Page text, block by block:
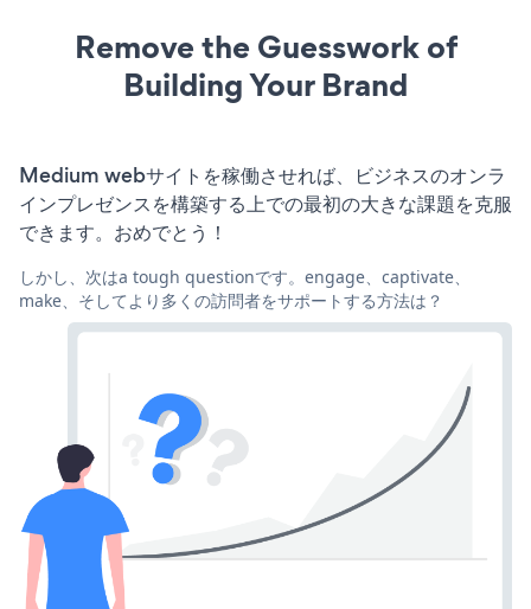
Remove the Guesswork of
Building Your Brand
Medium webサイトを稼働させれば、ビジネスのオンラ
インプレゼンスを構築する上での最初の大きな課題を克服
できます。おめでとう！
しかし、次はa tough questionです。engage、captivate、
make、そしてより多くの訪問者をサポートする方法は？